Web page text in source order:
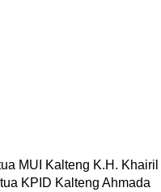
MUI Kalteng K.H. Khairil
KPID Kalteng Ahmada